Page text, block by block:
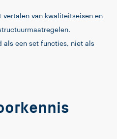
vertalen van kwaliteitseisen en
als een set functies, niet als